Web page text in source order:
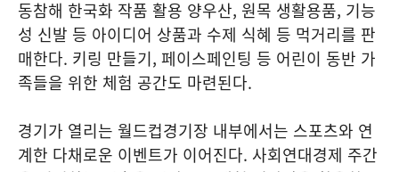
동참해 한국화 작품 활용 양우산, 원목 생활용품, 기능
성 신발 등 아이디어 상품과 수제 식혜 등 먹거리를 판
매한다. 키링 만들기, 페이스페인팅 등 어린이 동반 가
족들을 위한 체험 공간도 마련된다.
경기가 열리는 월드컵경기장 내부에서는 스포츠와 연
계한 다채로운 이벤트가 이어진다. 사회연대경제 주간